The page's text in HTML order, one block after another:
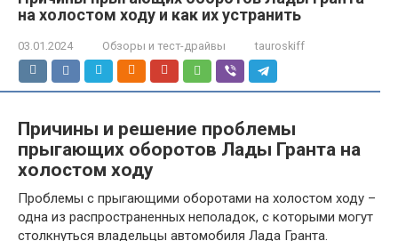
на холостом ходу и как их устранить
03.01.2024 Обзоры и тест-драйвы tauroskiff
Причины и решение проблемы
прыгающих оборотов Лады Гранта на
холостом ходу
Проблемы с прыгающими оборотами на холостом ходу –
одна из распространенных неполадок, с которыми могут
столкнуться владельцы автомобиля Лада Гранта.